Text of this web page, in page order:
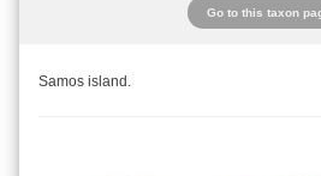
Go to this taxon
Samos island.